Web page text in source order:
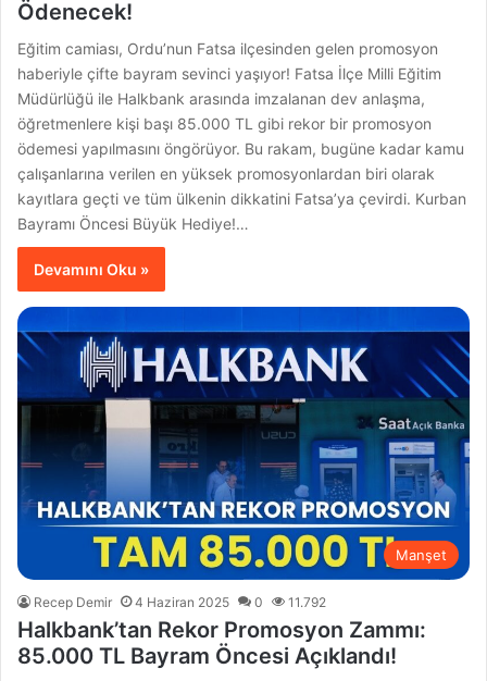
Ödenecek!
Eğitim camiası, Ordu’nun Fatsa ilçesinden gelen promosyon
haberiyle çifte bayram sevinci yaşıyor! Fatsa İlçe Milli Eğitim
Müdürlüğü ile Halkbank arasında imzalanan dev anlaşma,
öğretmenlere kişi başı 85.000 TL gibi rekor bir promosyon
ödemesi yapılmasını öngörüyor. Bu rakam, bugüne kadar kamu
çalışanlarına verilen en yüksek promosyonlardan biri olarak
kayıtlara geçti ve tüm ülkenin dikkatini Fatsa’ya çevirdi. Kurban
Bayramı Öncesi Büyük Hediye!…
Devamını Oku »
Manşet
Recep Demir 4 Haziran 2025 0 11.792
Halkbank’tan Rekor Promosyon Zammı:
85.000 TL Bayram Öncesi Açıklandı!